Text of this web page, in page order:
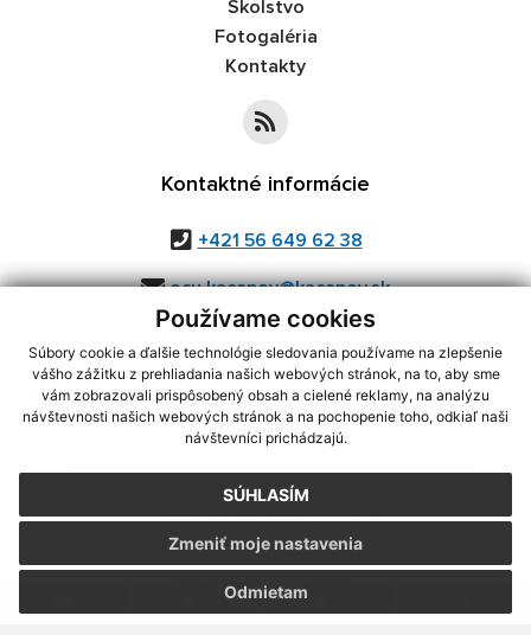
Používame cookies
Súbory cookie a ďalšie technológie sledovania používame na zlepšenie
vášho zážitku z prehliadania našich webových stránok, na to, aby sme
vám zobrazovali prispôsobený obsah a cielené reklamy, na analýzu
návštevnosti našich webových stránok a na pochopenie toho, odkiaľ naši
návštevníci prichádzajú.
SÚHLASÍM
Odmietam
Zmeniť moje nastavenia
Školstvo
Fotogaléria
Kontakty
Kontaktné informácie
+421 56 649 62 38
ocu.kacanov@kacanov.sk
využite možnosť získavania aktuálnych informácií s využitím RSS
CMS systém (redakčný) systém ECHELON 2,Mapa stránok,web portál
webex.digital, s.r.o.,domény,registrácia domény
Posledná aktualizácia:06.08.2026
Vytlačiť stránku|Vyhlásenie o prístupnosti